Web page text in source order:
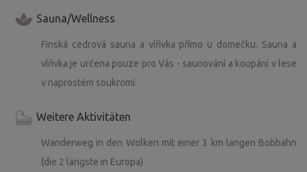
Sauna/Wellness
Finská cedrová sauna a vířivka přímo u domečku. Sauna a
vířivka je určena pouze pro Vás - saunování a koupání v lese
v naprostém soukromí.
Weitere Aktivitäten
Wanderweg in den Wolken mit einer 3 km langen Bobbahn
(die 2 längste in Europa)